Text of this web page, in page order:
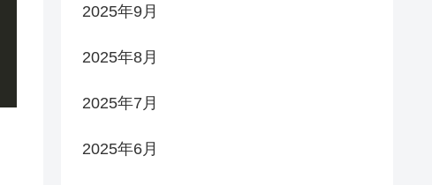
2025年9月
2025年8月
2025年7月
2025年6月